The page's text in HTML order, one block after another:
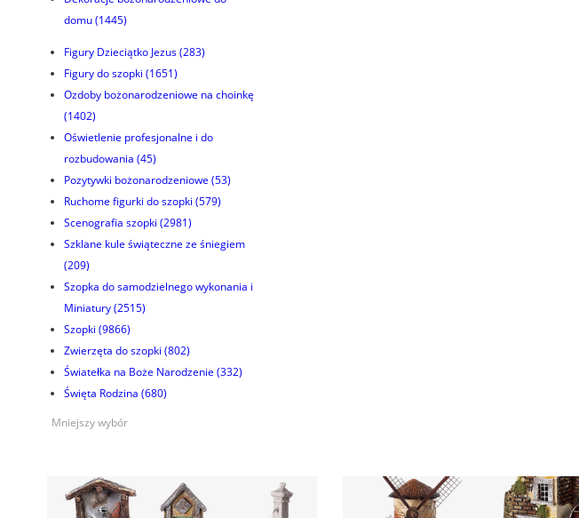
domu(1445)
Figury Dzieciątko Jezus(283)
Figury do szopki (1651)
Ozdoby bożonarodzeniowe na choinkę
(1402)
Oświetlenie profesjonalne i do
rozbudowania (45)
Pozytywki bożonarodzeniowe (53)
Ruchome figurki do szopki (579)
Scenografia szopki (2981)
Szklane kule świąteczne ze śniegiem
(209)
Szopka do samodzielnego wykonania i
Miniatury(2515)
Szopki (9866)
Zwierzęta do szopki (802)
Światełka na Boże Narodzenie (332)
Święta Rodzina (680)
Mniejszy wybór